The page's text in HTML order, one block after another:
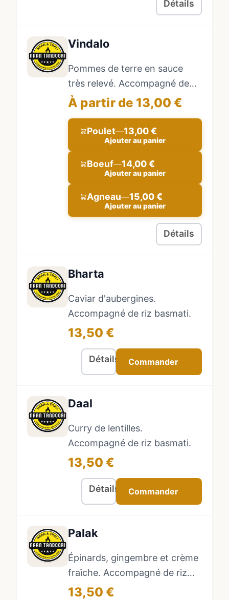
Détails
Vindalo
Pommes de terre en sauce
très relevé. Accompagné de
riz basmati.
À partir de 13,00 €
Poulet—13,00 €
Ajouter au panier
Boeuf—14,00 €
Ajouter au panier
Agneau—15,00 €
Ajouter au panier
Détails
Bharta
Caviar d'aubergines.
Accompagné de riz basmati.
13,50 €
Détails Commander
Daal
Curry de lentilles.
Accompagné de riz basmati.
13,50 €
Détails Commander
Palak
Épinards, gingembre et crème
fraîche. Accompagné de riz
basmati.
13,50 €